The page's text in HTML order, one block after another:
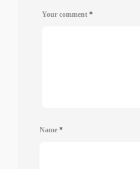
Your comment *
Name *